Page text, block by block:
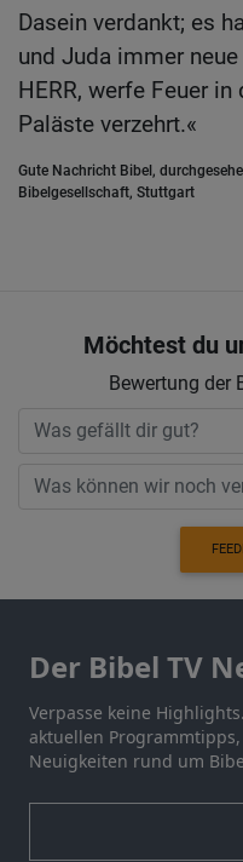
Dasein verdankt; es
und Juda immer
HERR, werfe Feuer
Paläste verzehrt.«
Gute Nachricht Bibel,
Bibelgesellschaft, Stuttgart
Möchtest du
Bewertung der
Der Bibel TV
Verpasse keine
aktuellen
Neuigkeiten rund um